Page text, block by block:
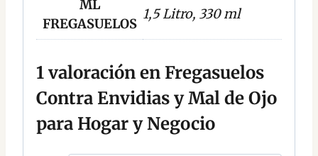
ML
FREGASUELOS
1,5 Litro, 330 ml
1 valoración en Fregasuelos
Contra Envidias y Mal de Ojo
para Hogar y Negocio